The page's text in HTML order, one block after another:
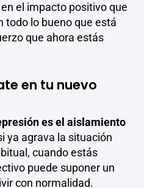
el impacto positivo que
todo lo bueno que está
que ahora estás
en tu nuevo
es el aislamiento
ya agrava la situación
cuando estás
puede suponer un
con normalidad.